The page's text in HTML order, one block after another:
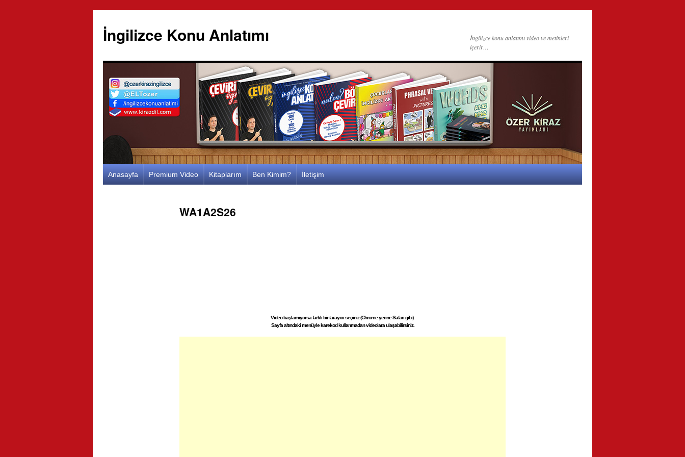
İngilizce Konu Anlatımı
İngilizce konu anlatımı video ve metinleri
içerir…
İçeriğe
Anasayfa Premium Video Kitaplarım Ben Kimim? İletişim
WA1A2S26
Video başlamıyorsa farklı bir tarayıcı seçiniz (Chrome yerine Safari gibi).
Sayfa altındaki menüyle karekod kullanmadan videolara ulaşabilirsiniz.